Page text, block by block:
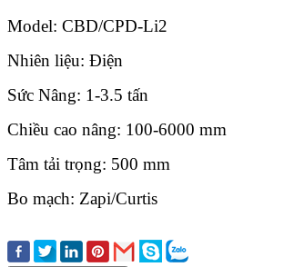
Model: CBD/CPD-Li2
Nhiên liệu: Điện
Sức Nâng: 1-3.5 tấn
Chiều cao nâng: 100-6000 mm
Tâm tải trọng: 500 mm
Bo mạch: Zapi/Curtis